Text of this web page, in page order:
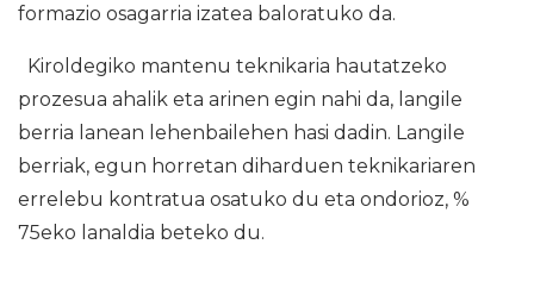
formazio osagarria izatea baloratuko da.
Kiroldegiko mantenu teknikaria hautatzeko
prozesua ahalik eta arinen egin nahi da, langile
berria lanean lehenbailehen hasi dadin. Langile
berriak, egun horretan diharduen teknikariaren
errelebu kontratua osatuko du eta ondorioz, %
75eko lanaldia beteko du.